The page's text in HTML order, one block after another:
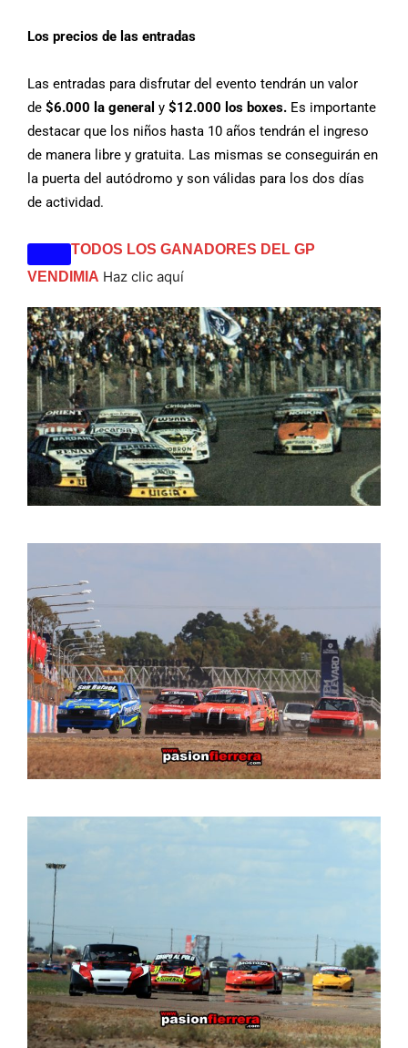
Los precios de las entradas
Las entradas para disfrutar del evento tendrán un valor
de $6.000 la general y $12.000 los boxes. Es importante
destacar que los niños hasta 10 años tendrán el ingreso
de manera libre y gratuita. Las mismas se conseguirán en
la puerta del autódromo y son válidas para los dos días
de actividad.
TODOS LOS GANADORES DEL GP
VENDIMIA Haz clic aquí